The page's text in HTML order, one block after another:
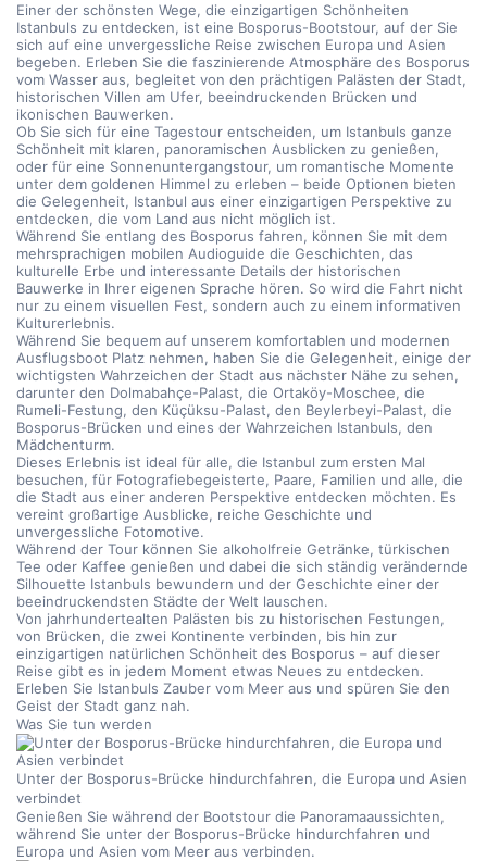
Einer der schönsten Wege, die einzigartigen Schönheiten
Istanbuls zu entdecken, ist eine Bosporus-Bootstour, auf der Sie
sich auf eine unvergessliche Reise zwischen Europa und Asien
begeben. Erleben Sie die faszinierende Atmosphäre des Bosporus
vom Wasser aus, begleitet von den prächtigen Palästen der Stadt,
historischen Villen am Ufer, beeindruckenden Brücken und
ikonischen Bauwerken.
Ob Sie sich für eine Tagestour entscheiden, um Istanbuls ganze
Schönheit mit klaren, panoramischen Ausblicken zu genießen,
oder für eine Sonnenuntergangstour, um romantische Momente
unter dem goldenen Himmel zu erleben – beide Optionen bieten
die Gelegenheit, Istanbul aus einer einzigartigen Perspektive zu
entdecken, die vom Land aus nicht möglich ist.
Während Sie entlang des Bosporus fahren, können Sie mit dem
mehrsprachigen mobilen Audioguide die Geschichten, das
kulturelle Erbe und interessante Details der historischen
Bauwerke in Ihrer eigenen Sprache hören. So wird die Fahrt nicht
nur zu einem visuellen Fest, sondern auch zu einem informativen
Kulturerlebnis.
Während Sie bequem auf unserem komfortablen und modernen
Ausflugsboot Platz nehmen, haben Sie die Gelegenheit, einige der
wichtigsten Wahrzeichen der Stadt aus nächster Nähe zu sehen,
darunter den Dolmabahçe-Palast, die Ortaköy-Moschee, die
Rumeli-Festung, den Küçüksu-Palast, den Beylerbeyi-Palast, die
Bosporus-Brücken und eines der Wahrzeichen Istanbuls, den
Mädchenturm.
Dieses Erlebnis ist ideal für alle, die Istanbul zum ersten Mal
besuchen, für Fotografiebegeisterte, Paare, Familien und alle, die
die Stadt aus einer anderen Perspektive entdecken möchten. Es
vereint großartige Ausblicke, reiche Geschichte und
unvergessliche Fotomotive.
Während der Tour können Sie alkoholfreie Getränke, türkischen
Tee oder Kaffee genießen und dabei die sich ständig verändernde
Silhouette Istanbuls bewundern und der Geschichte einer der
beeindruckendsten Städte der Welt lauschen.
Von jahrhundertealten Palästen bis zu historischen Festungen,
von Brücken, die zwei Kontinente verbinden, bis hin zur
einzigartigen natürlichen Schönheit des Bosporus – auf dieser
Reise gibt es in jedem Moment etwas Neues zu entdecken.
Erleben Sie Istanbuls Zauber vom Meer aus und spüren Sie den
Geist der Stadt ganz nah.
Was Sie tun werden
Unter der Bosporus-Brücke hindurchfahren, die Europa und Asien
verbindet
Genießen Sie während der Bootstour die Panoramaaussichten,
während Sie unter der Bosporus-Brücke hindurchfahren und
Europa und Asien vom Meer aus verbinden.